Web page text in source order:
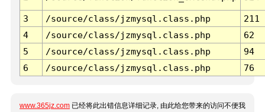
3 /source/class/jzmysql.class.php
211
4
/source/class/jzmysql.class.php
62
5
/source/class/jzmysql.class.php
94
6
/source/class/jzmysql.class.php 76
www.365jz.com 已经将此出错信息详细记录, 由此给您带来的访问不便我